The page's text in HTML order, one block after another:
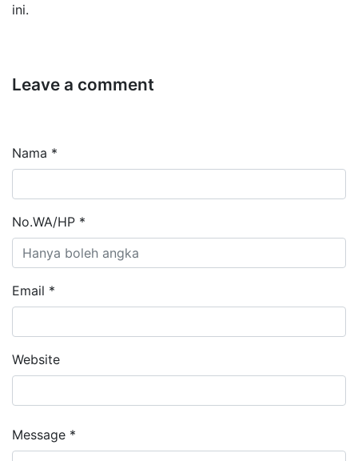
ini.
Leave a comment
Nama *
No.WA/HP *
Email *
Website
Message *